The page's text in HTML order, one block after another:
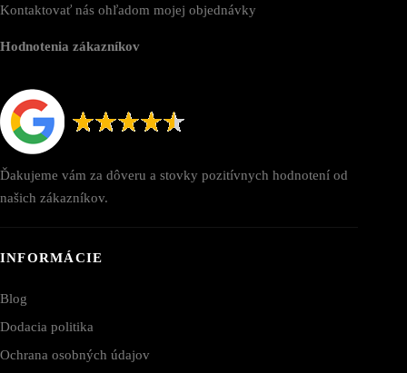
Kontaktovať nás ohľadom mojej objednávky
Hodnotenia zákazníkov
Ďakujeme vám za dôveru a stovky pozitívnych hodnotení od
našich zákazníkov.
INFORMÁCIE
Blog
Dodacia politika
Ochrana osobných údajov